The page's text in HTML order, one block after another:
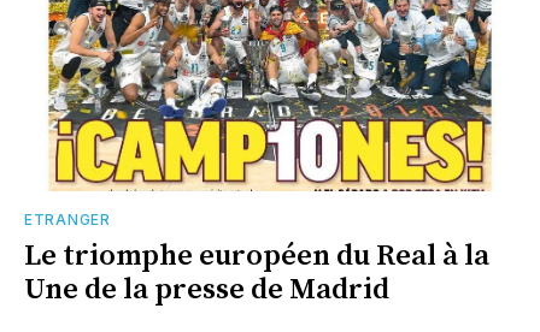
ETRANGER
Le triomphe européen du Real à la
Une de la presse de Madrid